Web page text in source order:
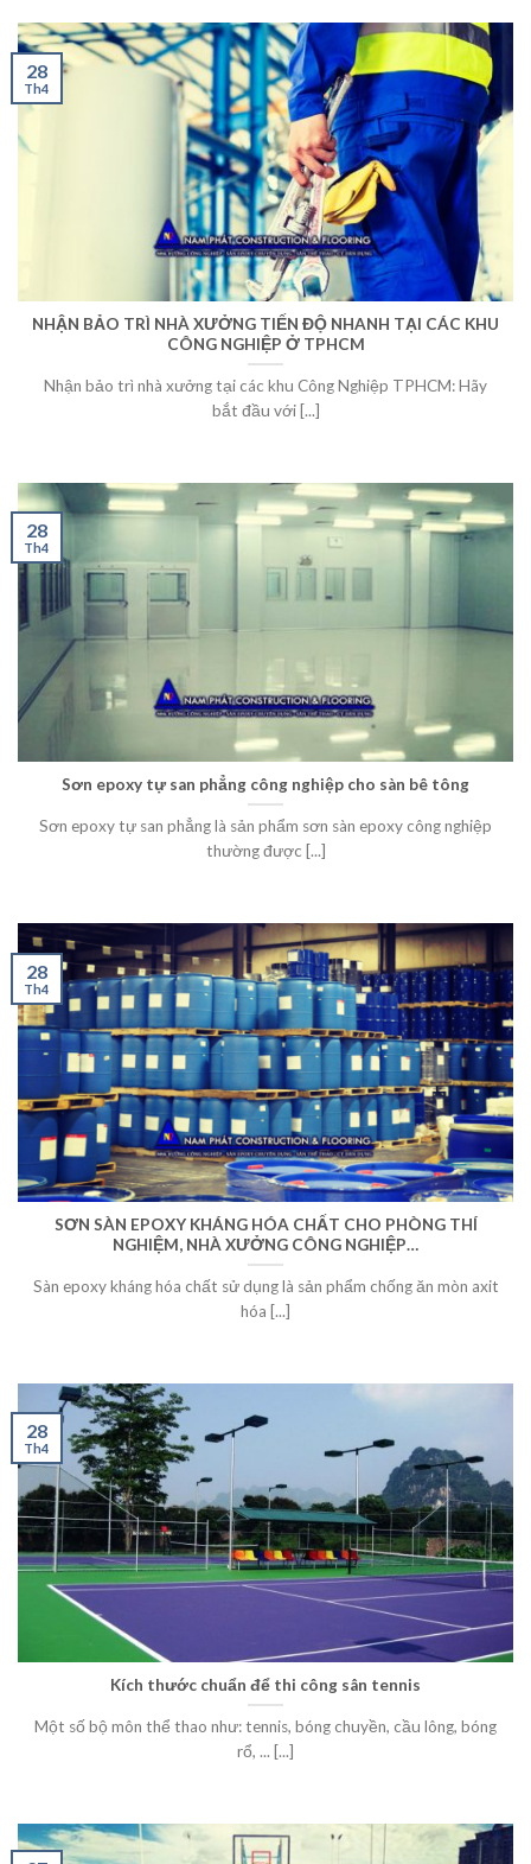
NHẬN BẢO TRÌ NHÀ XƯỞNG TIẾN ĐỘ NHANH TẠI CÁC KHU
CÔNG NGHIỆP Ở TPHCM
Nhận bảo trì nhà xưởng tại các khu Công Nghiệp TPHCM: Hãy
bắt đầu với [...]
28
Th4
Sơn epoxy tự san phẳng công nghiệp cho sàn bê tông
Sơn epoxy tự san phẳng là sản phẩm sơn sàn epoxy công nghiệp
thường được [...]
28
Th4
SƠN SÀN EPOXY KHÁNG HÓA CHẤT CHO PHÒNG THÍ
NGHIỆM, NHÀ XƯỞNG CÔNG NGHIỆP…
Sàn epoxy kháng hóa chất sử dụng là sản phẩm chống ăn mòn axit
hóa [...]
28
Th4
Kích thước chuẩn để thi công sân tennis
Một số bộ môn thể thao như: tennis, bóng chuyền, cầu lông, bóng
rổ, ... [...]
28
Th4